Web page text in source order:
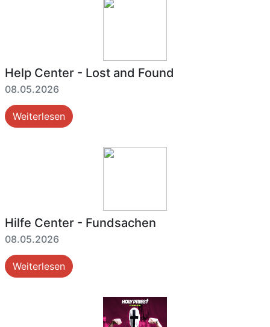
Help Center - Lost and Found
08.05.2026
Weiterlesen
Hilfe Center - Fundsachen
08.05.2026
Weiterlesen